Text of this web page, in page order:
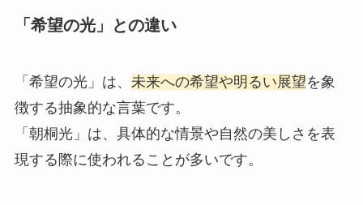
「希望の光」との違い
「希望の光」は、 未来への希望や明るい展望を象
徴する抽象的な言葉です。
「朝桐光」は、具体的な情景や自然の美しさを表
現する際に使われることが多いです。